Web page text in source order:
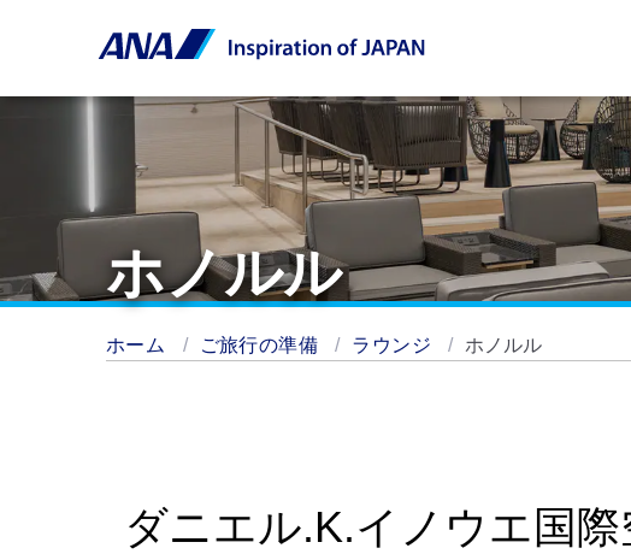
ホノルル
ホーム ご旅行の準備 ラウンジ ホノルル
ダニエル.K.イノウエ国